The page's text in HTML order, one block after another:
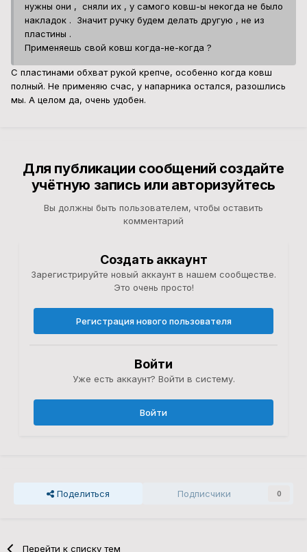
нужны они , сняли их , у самого ковш-ы некогда не было
накладок . Значит ручку будем делать другую , не из
пластины .
Применяешь свой ковш когда-не-когда ?
С пластинами обхват рукой крепче, особенно когда ковш
полный. Не применяю счас, у напарника остался, разошлись
мы. А целом да, очень удобен.
Для публикации сообщений создайте
учётную запись или авторизуйтесь
Вы должны быть пользователем, чтобы оставить
комментарий
Создать аккаунт
Зарегистрируйте новый аккаунт в нашем сообществе.
Это очень просто!
Регистрация нового пользователя
Войти
Уже есть аккаунт? Войти в систему.
Войти
Поделиться Подписчики 0
Перейти к списку тем